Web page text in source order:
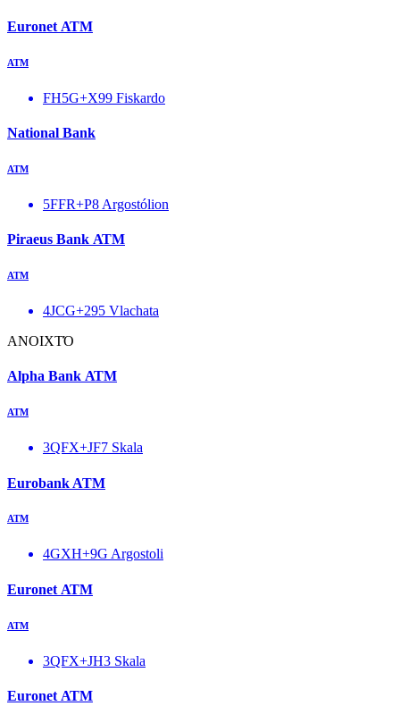
Euronet ΑΤΜ
ΑΤΜ
FH5G+X99 Fiskardo
National Bank
ΑΤΜ
5FFR+P8 Argostólion
Piraeus Bank ΑΤΜ
ΑΤΜ
4JCG+295 Vlachata
ΑΝΟΙΧΤΌ
Alpha Bank ΑΤΜ
ΑΤΜ
3QFX+JF7 Skala
Eurobank ATM
ΑΤΜ
4GXH+9G Argostoli
Euronet ΑΤΜ
ΑΤΜ
3QFX+JH3 Skala
Euronet ΑΤΜ